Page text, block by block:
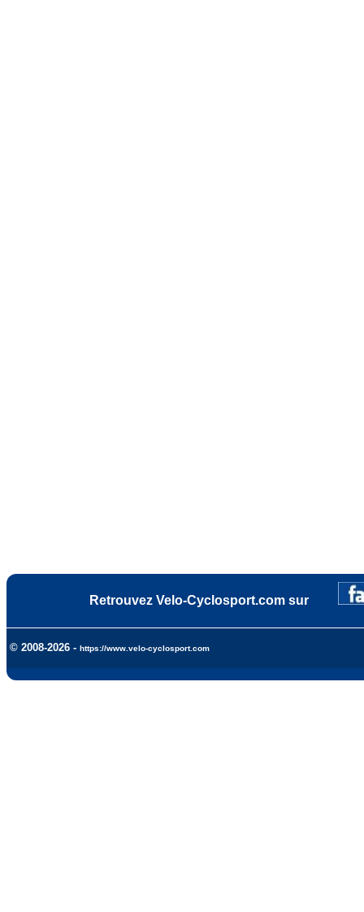
Retrouvez Velo-Cyclosport.com sur
© 2008-2026 - https://www.velo-cyclosport.com